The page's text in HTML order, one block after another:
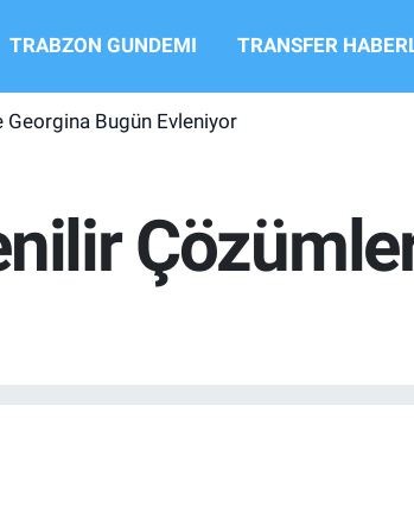
TRABZON GUNDEMI TRANSFER
Georgina Bugün Evleniyor